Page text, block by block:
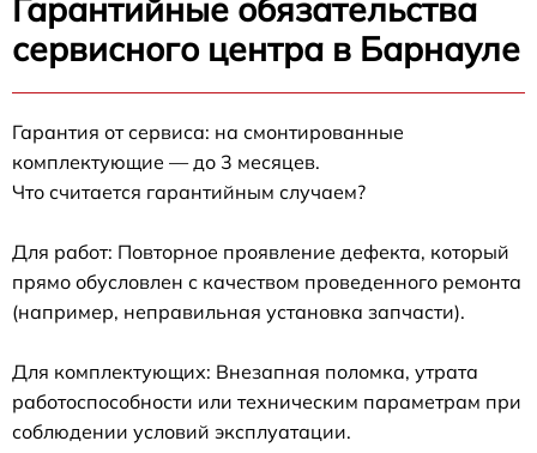
Гарантийные обязательства
сервисного центра в Барнауле
Гарантия от сервиса: на смонтированные
комплектующие — до 3 месяцев.
Что считается гарантийным случаем?
Для работ: Повторное проявление дефекта, который
прямо обусловлен с качеством проведенного ремонта
(например, неправильная установка запчасти).
Для комплектующих: Внезапная поломка, утрата
работоспособности или техническим параметрам при
соблюдении условий эксплуатации.